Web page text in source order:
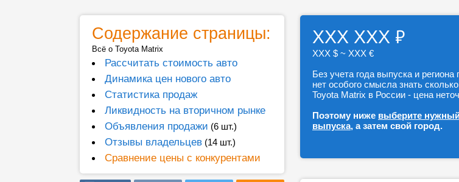
Содержание страницы:
Всё о Toyota Matrix
Рассчитать стоимость авто
Динамика цен нового авто
Статистика продаж
Ликвидность на вторичном рынке
Объявления продажи (6 шт.)
Отзывы владельцев (14 шт.)
Сравнение цены с конкурентами
ХХХ ХХХ ₽
ХХХ $ ~ ХХХ €
Без учета года выпуска и региона
нет особого смысла знать
Toyota Matrix в России - цена
Поэтому ниже выберите
выпуска, а затем свой город.